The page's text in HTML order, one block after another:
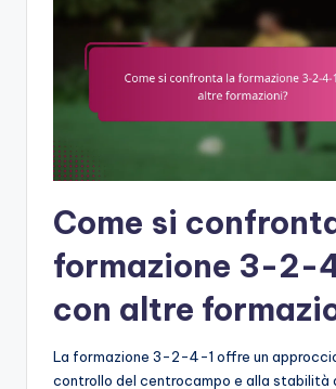
Come si
formazione 3-2-
con altre
La formazione 3-2-4-1 offre un
controllo del centrocampo e alla stabilità